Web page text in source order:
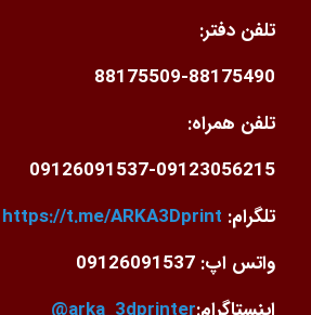
تلفن دفتر:
88175509-88175490
تلفن همراه:
09126091537-09123056215
تلگرام: https://t.me/ARKA3Dprint
واتس اپ: 09126091537